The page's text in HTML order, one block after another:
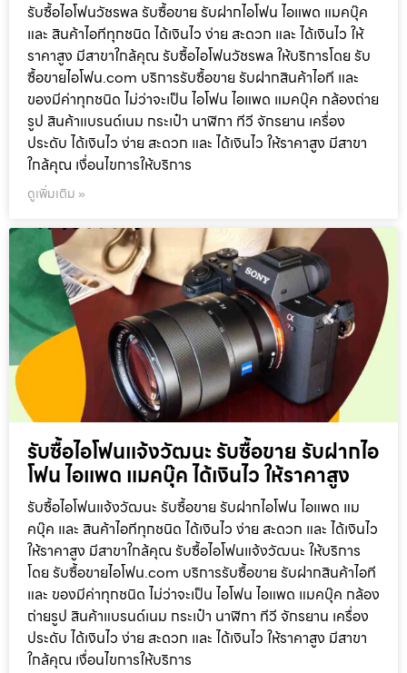
รับซื้อไอโฟนวัชรพล รับซื้อขาย รับฝากไอโฟน ไอแพด แมคบุ๊ค
และ สินค้าไอทีทุกชนิด ได้เงินไว ง่าย สะดวก และ ได้เงินไว ให้
ราคาสูง มีสาขาใกล้คุณ รับซื้อไอโฟนวัชรพล ให้บริการโดย รับ
ซื้อขายไอโฟน.com บริการรับซื้อขาย รับฝากสินค้าไอที และ
ของมีค่าทุกชนิด ไม่ว่าจะเป็น ไอโฟน ไอแพด แมคบุ๊ค กล้องถ่าย
รูป สินค้าแบรนด์เนม กระเป๋า นาฬิกา ทีวี จักรยาน เครื่อง
ประดับ ได้เงินไว ง่าย สะดวก และ ได้เงินไว ให้ราคาสูง มีสาขา
ใกล้คุณ เงื่อนไขการให้บริการ
ดูเพิ่มเติม »
รับซื้อไอโฟนแจ้งวัฒนะ รับซื้อขาย รับฝากไอ
โฟน ไอแพด แมคบุ๊ค ได้เงินไว ให้ราคาสูง
รับซื้อไอโฟนแจ้งวัฒนะ รับซื้อขาย รับฝากไอโฟน ไอแพด แม
คบุ๊ค และ สินค้าไอทีทุกชนิด ได้เงินไว ง่าย สะดวก และ ได้เงินไว
ให้ราคาสูง มีสาขาใกล้คุณ รับซื้อไอโฟนแจ้งวัฒนะ ให้บริการ
โดย รับซื้อขายไอโฟน.com บริการรับซื้อขาย รับฝากสินค้าไอที
และ ของมีค่าทุกชนิด ไม่ว่าจะเป็น ไอโฟน ไอแพด แมคบุ๊ค กล้อง
ถ่ายรูป สินค้าแบรนด์เนม กระเป๋า นาฬิกา ทีวี จักรยาน เครื่อง
ประดับ ได้เงินไว ง่าย สะดวก และ ได้เงินไว ให้ราคาสูง มีสาขา
ใกล้คุณ เงื่อนไขการให้บริการ